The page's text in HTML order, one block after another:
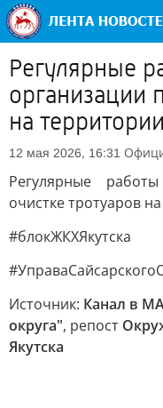
Регулярные
организации
на
12 мая 2026, 16:31
Регулярные
очистке тротуаров
#блокЖКХЯкутска
Источник: Канал в
округа", репост
Якутска